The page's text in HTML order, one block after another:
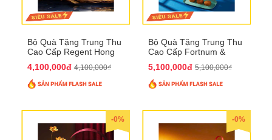
Bộ Quà Tặng Trung Thu
Cao Cấp Regent Hong
4,100,000đ 4,100,000₫
Bộ Quà Tặng Trung Thu
Cao Cấp Fortnum &
5,100,000đ 5,100,000₫
-0% -0%